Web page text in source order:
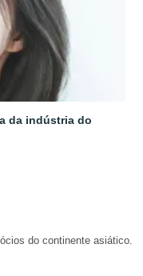
da indústria do
do continente asiático.